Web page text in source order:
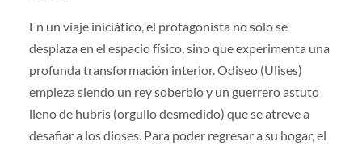
En un viaje iniciático, el protagonista no solo se
desplaza en el espacio físico, sino que experimenta una
profunda transformación interior. Odiseo (Ulises)
empieza siendo un rey soberbio y un guerrero astuto
lleno de hubris (orgullo desmedido) que se atreve a
desafiar a los dioses. Para poder regresar a su hogar, el